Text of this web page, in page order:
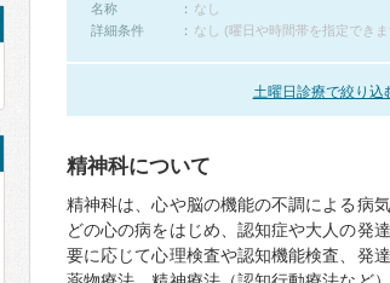
名称
なし
詳細条件
なし (曜日や時間帯を指定でき
土曜日診療で絞り込
精神科について
精神科は、心や脳の機能の不調による病
どの心の病をはじめ、認知症や大人の発
要に応じて心理検査や認知機能検査、発